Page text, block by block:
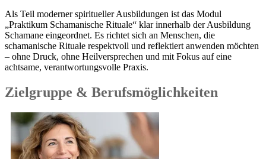
Als Teil moderner spiritueller Ausbildungen ist das Modul
„Praktikum Schamanische Rituale“ klar innerhalb der Ausbildung
Schamane eingeordnet. Es richtet sich an Menschen, die
schamanische Rituale respektvoll und reflektiert anwenden möchten
– ohne Druck, ohne Heilversprechen und mit Fokus auf eine
achtsame, verantwortungsvolle Praxis.
Zielgruppe & Berufsmöglichkeiten